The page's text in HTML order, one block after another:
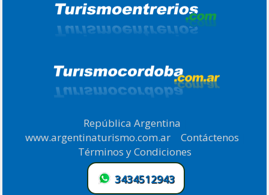
República Argentina
www.argentinaturismo.com.ar| Contáctenos
Términos y Condiciones
3434512943